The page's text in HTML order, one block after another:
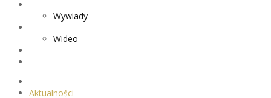
Wywiady
Wideo
Aktualności